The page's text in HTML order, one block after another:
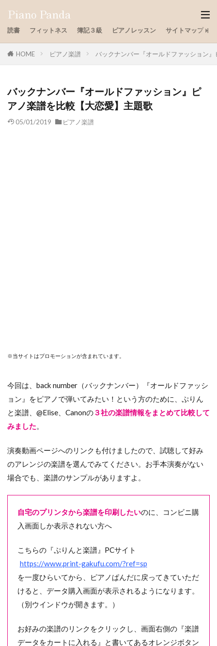
読書 フィットネス 簿記３級 ピアノレッスン サイトマップ
HOME ピアノ楽譜 バックナンバー『オールドファッション
バックナンバー『オールドファッション』ピ
アノ楽譜を比較【大恋愛】主題歌
05/01/2019 ピアノ楽譜
※当サイトはプロモーションが含まれています。
今回は、back number（バックナンバー）『オールドファッシ
ョン』をピアノで弾いてみたい！という方のために、ぷりん
と楽譜、@Elise、Canonの３社の楽譜情報をまとめて比較して
みました
演奏動画ページへのリンクも付けましたので、試聴して好み
のアレンジの楽譜を選んでみてください。お手本演奏がない
場合でも、楽譜のサンプルがありますよ。
自宅のプリンタから楽譜を印刷したいのに、コンビニ購
入画面しか表示されない方へ
こちらの『ぷりんと楽譜』PCサイト
https://www.print-gakufu.com/?ref=sp
を一度ひらいてから、ピアノぱんだに戻ってきていただ
けると、データ購入画面が表示されるようになります。
（別ウインドウが開きます。）
お好みの楽譜のリンクをクリックし、画面右側の『楽譜
データをカートに入れる』と書いてあるオレンジボタン